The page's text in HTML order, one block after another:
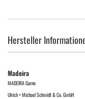
Hersteller
Madeira
MADEIRA Garne
Ulrich + Michael Schmidt & Co. GmbH